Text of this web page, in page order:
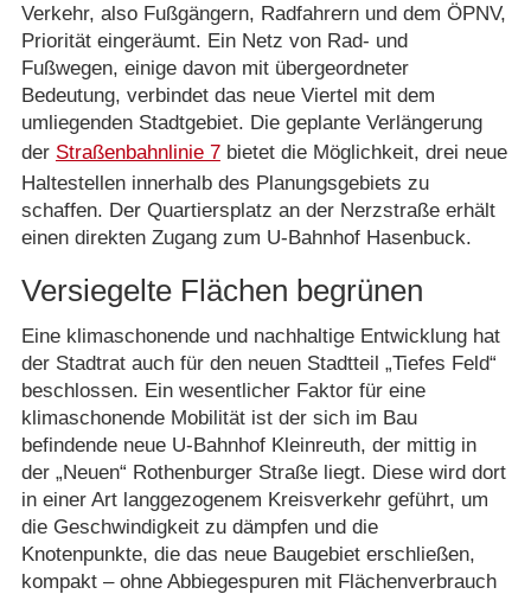
Verkehr, also Fußgängern, Radfahrern und dem ÖPNV,
Priorität eingeräumt. Ein Netz von Rad- und
Fußwegen, einige davon mit übergeordneter
Bedeutung, verbindet das neue Viertel mit dem
umliegenden Stadtgebiet. Die geplante Verlängerung
der Straßenbahnlinie 7bietet die Möglichkeit, drei neue
Haltestellen innerhalb des Planungsgebiets zu
schaffen. Der Quartiersplatz an der Nerzstraße erhält
einen direkten Zugang zum U-Bahnhof Hasenbuck.
Versiegelte Flächen begrünen
Eine klimaschonende und nachhaltige Entwicklung hat
der Stadtrat auch für den neuen Stadtteil „Tiefes Feld“
beschlossen. Ein wesentlicher Faktor für eine
klimaschonende Mobilität ist der sich im Bau
befindende neue U-Bahnhof Kleinreuth, der mittig in
der „Neuen“ Rothenburger Straße liegt. Diese wird dort
in einer Art langgezogenem Kreisverkehr geführt, um
die Geschwindigkeit zu dämpfen und die
Knotenpunkte, die das neue Baugebiet erschließen,
kompakt – ohne Abbiegespuren mit Flächenverbrauch